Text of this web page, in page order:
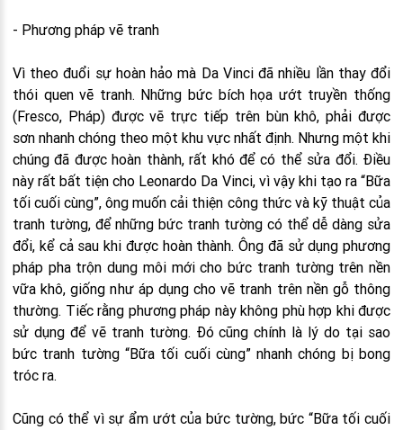
- Phương pháp vẽ tranh
Vì theo đuổi sự hoàn hảo mà Da Vinci đã nhiều lần thay đổi
thói quen vẽ tranh. Những bức bích họa ướt truyền thống
(Fresco, Pháp) được vẽ trực tiếp trên bùn khô, phải được
sơn nhanh chóng theo một khu vực nhất định. Nhưng một khi
chúng đã được hoàn thành, rất khó để có thể sửa đổi. Điều
này rất bất tiện cho Leonardo Da Vinci, vì vậy khi tạo ra “Bữa
tối cuối cùng”, ông muốn cải thiện công thức và kỹ thuật của
tranh tường, để những bức tranh tường có thể dễ dàng sửa
đổi, kể cả sau khi được hoàn thành. Ông đã sử dụng phương
pháp pha trộn dung môi mới cho bức tranh tường trên nền
vữa khô, giống như áp dụng cho vẽ tranh trên nền gỗ thông
thường. Tiếc rằng phương pháp này không phù hợp khi được
sử dụng để vẽ tranh tường. Đó cũng chính là lý do tại sao
bức tranh tường “Bữa tối cuối cùng” nhanh chóng bị bong
tróc ra.
Cũng có thể vì sự ẩm ướt của bức tường, bức “Bữa tối cuối